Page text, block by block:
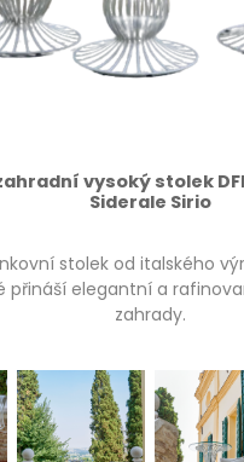
vysoký stolek
Siderale Sirio
stolek od italského
přináší elegantní a
zahrady.